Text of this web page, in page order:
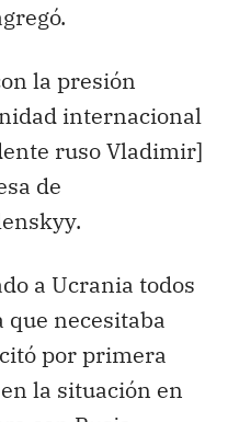
la presión
internacional
ruso Vladimir]
de
a Ucrania todos
que necesitaba
por primera
la situación en